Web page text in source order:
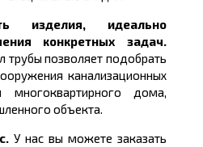
изделия, идеально
конкретных задач.
трубы позволяет подобрать
канализационных
многоквартирного дома,
объекта.
У нас вы можете заказать